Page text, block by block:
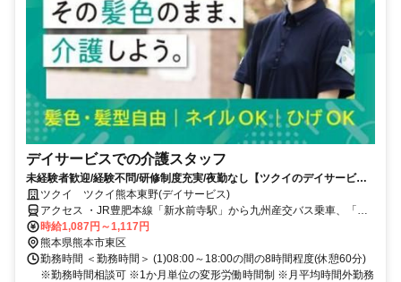
デイサービスでの介護スタッフ
未経験者歓迎/経験不問/研修制度充実/夜勤なし【ツクイのデイサービス/
介護スタッフ求人】
ツクイ ツクイ熊本東野(デイサービス)
アクセス ・JR豊肥本線「新水前寺駅」から九州産交バス乗車、「東
野中学前」下車徒歩約4分
時給1,087円～1,117円
熊本県熊本市東区
勤務時間 ＜勤務時間＞ (1)08:00～18:00の間の8時間程度(休憩60分)
※勤務時間相談可 ※1か月単位の変形労働時間制 ※月平均時間外勤務